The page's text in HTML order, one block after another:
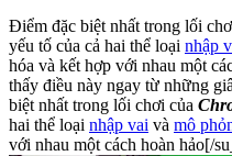
Điểm đặc biệt nhất trong lối
yếu tố của cả hai thể loại nhập
hóa và kết hợp với nhau một
thấy điều này ngay từ những
biệt nhất trong lối chơi của
hai thể loại nhập vai và mô
với nhau một cách hoàn hảo[/